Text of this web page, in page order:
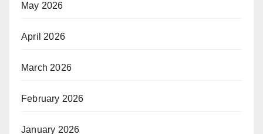
May 2026
April 2026
March 2026
February 2026
January 2026